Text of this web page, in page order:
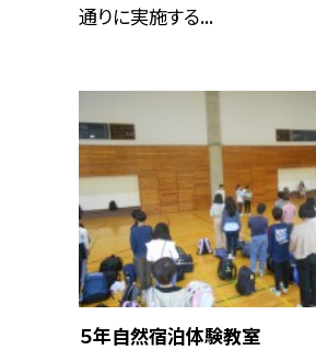
通りに実施する...
５年自然宿泊体験教室